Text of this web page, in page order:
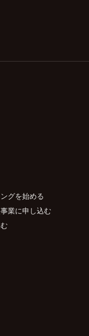
グを始める
業に申し込む